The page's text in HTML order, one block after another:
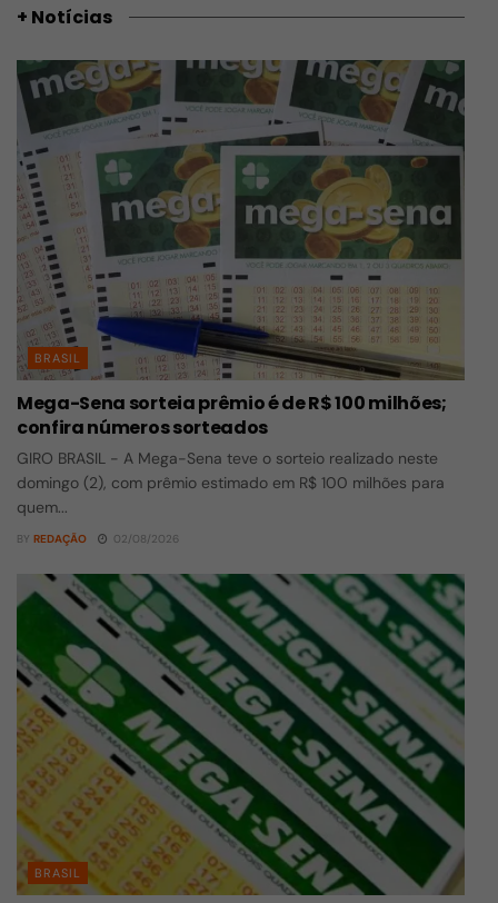
+ Notícias
BRASIL
Mega-Sena sorteia prêmio é de R$ 100 milhões;
confira números sorteados
GIRO BRASIL - A Mega-Sena teve o sorteio realizado neste
domingo (2), com prêmio estimado em R$ 100 milhões para
quem...
BY REDAÇÃO 02/08/2026
BRASIL